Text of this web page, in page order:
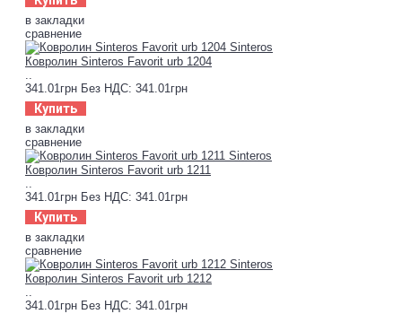
в закладки
сравнение
Ковролин Sinteros Favorit urb 1204
341.01грн Без НДС: 341.01грн
Купить
в закладки
сравнение
Ковролин Sinteros Favorit urb 1211
341.01грн Без НДС: 341.01грн
Купить
в закладки
сравнение
Ковролин Sinteros Favorit urb 1212
341.01грн Без НДС: 341.01грн